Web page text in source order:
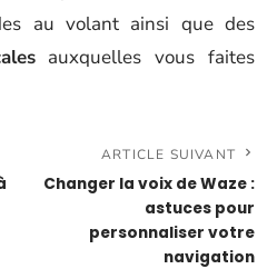
au volant ainsi que des
auxquelles vous faites
ARTICLE SUIVANT
Changer la voix de Waze :
astuces pour
personnaliser votre
navigation